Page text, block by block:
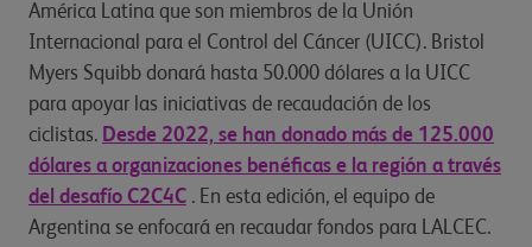
América Latina que son miembros de la Unión
Internacional para el Control del Cáncer (UICC). Bristol
Myers Squibb donará hasta 50.000 dólares a la UICC
para apoyar las iniciativas de recaudación de los
ciclistas. Desde 2022, se han donado más de 125.000
dólares a organizaciones benéficas e la región a través
del desafío C2C4C . En esta edición, el equipo de
Argentina se enfocará en recaudar fondos para LALCEC.